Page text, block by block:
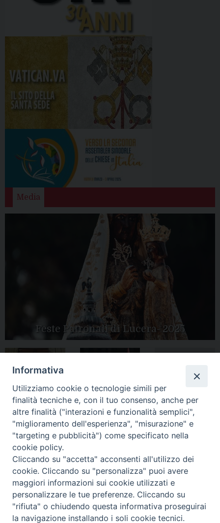
Media
Feste Patronali di Lucera- 2025
Apertura Anno
Giubilare 2025
Mariae in Diocesi
Tutte le gallery
CONTATTI:
LUCERA: Piazza Duomo, 13 - 71036 Lucera (FG) − tel.
0881/520882 - e-mail: info@diocesiluceratroia.it
Segreteria del
Vescovo: tel/fax 0881/522244 - e-mail:
vescovo@diocesiluceratroia.it
TROIA : Piazza Episcopio - 71029 Troia (FG) − tel. 0881/977051
Informativa
Utilizziamo cookie o tecnologie simili per
finalità tecniche e, con il tuo consenso, anche per
altre finalità ("interazioni e funzionalità semplici",
"miglioramento dell'esperienza", "misurazione" e
"targeting e pubblicità") come specificato nella
cookie policy.
Cliccando su "accetta" acconsenti all'utilizzo dei
cookie. Cliccando su "personalizza" puoi avere
maggiori informazioni sui cookie utilizzati e
personalizzare le tue preferenze. Cliccando su
"rifiuta" o chiudendo questa informativa proseguirai
la navigazione installando i soli cookie tecnici.